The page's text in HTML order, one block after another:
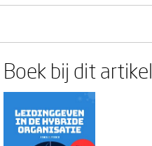
Boek bij dit artikel